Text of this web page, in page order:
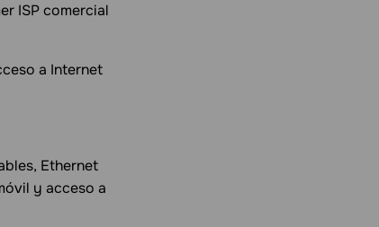
ISP comercial
a Internet
Ethernet
y acceso a